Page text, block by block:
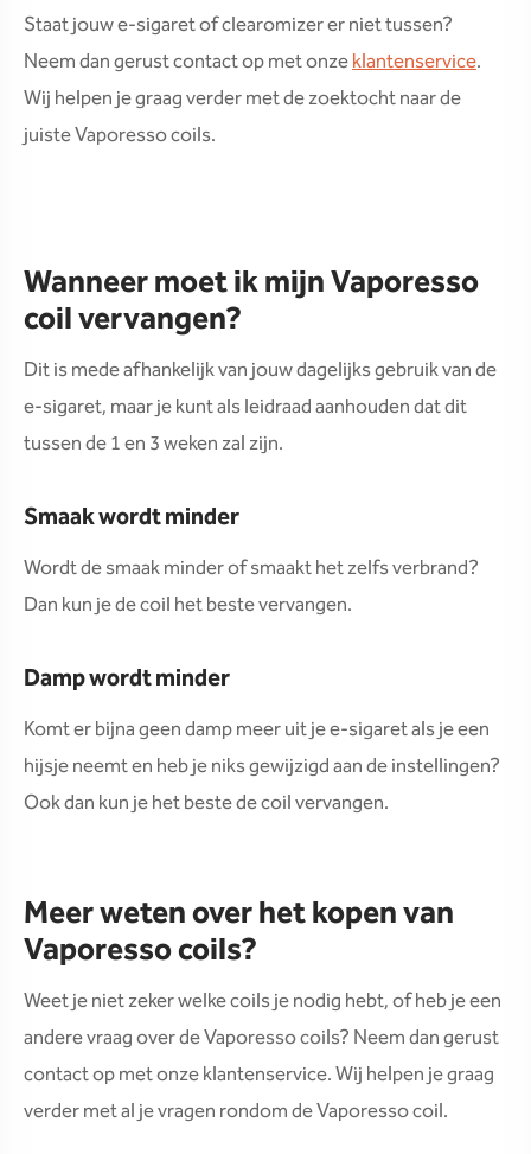
Staat jouw e-sigaret of clearomizer er niet tussen?
Neem dan gerust contact op met onzeklantenservice.
Wij helpen je graag verder met de zoektocht naar de
juiste Vaporesso coils.
Wanneer moet ik mijn Vaporesso
coil vervangen?
Dit is mede afhankelijk van jouw dagelijks gebruik van de
e-sigaret, maar je kunt als leidraad aanhouden dat dit
tussen de 1 en 3 weken zal zijn.
Smaak wordt minder
Wordt de smaak minder of smaakt het zelfs verbrand?
Dan kun je de coil het beste vervangen.
Damp wordt minder
Komt er bijna geen damp meer uit je e-sigaret als je een
hijsje neemt en heb je niks gewijzigd aan de instellingen?
Ook dan kun je het beste de coil vervangen.
Meer weten over het kopen van
Vaporesso coils?
Weet je niet zeker welke coils je nodig hebt, of heb je een
andere vraag over de Vaporesso coils? Neem dan gerust
contact op met onze klantenservice. Wij helpen je graag
verder met al je vragen rondom de Vaporesso coil.